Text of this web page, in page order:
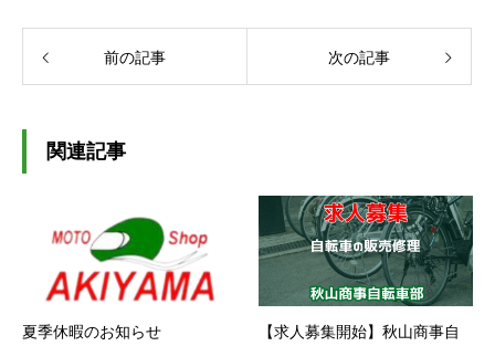
前の記事 次の記事
関連記事
夏季休暇のお知らせ
【求人募集開始】秋山商事自